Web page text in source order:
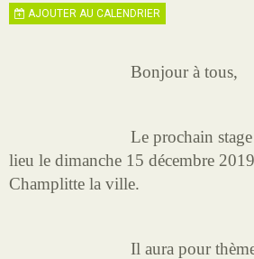
AJOUTER AU CALENDRIER
Bonjour à tous,
Le prochain stage de
lieu le dimanche 15 décembre
Champlitte la ville.
Il aura pour thème «